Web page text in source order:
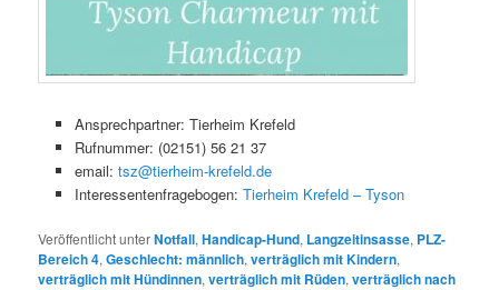
Ansprechpartner: Tierheim Krefeld
Rufnummer: (02151) 56 21 37
email: tsz@tierheim-krefeld.de
Interessentenfragebogen: Tierheim Krefeld – Tyson
Veröffentlicht unterNotfall,Handicap-Hund, Langzeitinsasse, PLZ-
Bereich 4,Geschlecht: männlich,verträglich mit Kindern,
verträglich mit Hündinnen,verträglich mit Rüden,verträglich nach